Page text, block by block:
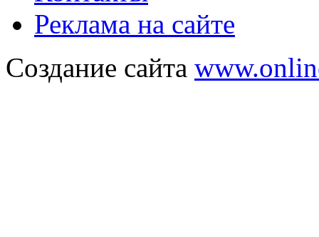
Реклама на сайте
Создание сайта